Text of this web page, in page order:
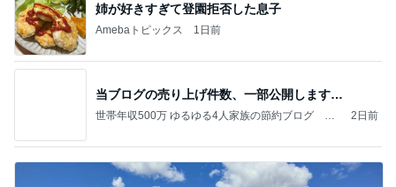
姉が好きすぎて登園拒否した息子
Amebaトピックス 1日前
当ブログの売り上げ件数、一部公開します…
世帯年収500万 ゆるゆる4人家族の節約ブログ 〜
2日前